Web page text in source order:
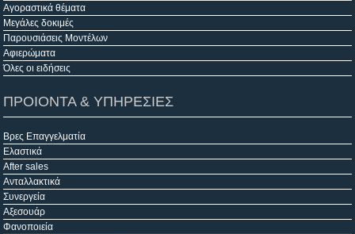
Αγοραστικά θέματα
Μεγάλες δοκιμές
Παρουσιάσεις Μοντέλων
Αφιερώματα
Όλες οι ειδήσεις
ΠΡΟΙΟΝΤΑ & ΥΠΗΡΕΣΙΕΣ
Βρες Επαγγελματία
Ελαστικά
After sales
Ανταλλακτικά
Συνεργεία
Αξεσουάρ
Φανοποιεία